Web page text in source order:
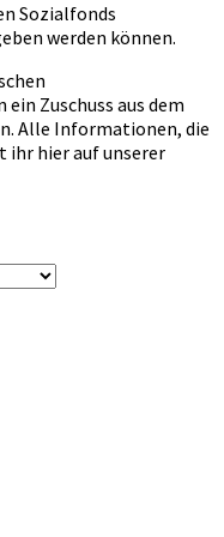
Sozialfonds
werden können.
Zuschuss aus dem
Alle Informationen, die
hier auf unserer